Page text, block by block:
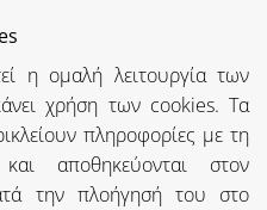
η ομαλή λειτουργία των
χρήση των cookies. Τα
πληροφορίες με τη
αποθηκεύονται στον
την πλοήγησή του στο